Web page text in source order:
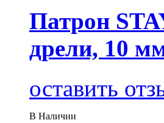
Патрон
дрели, 10
оставить
В Наличии